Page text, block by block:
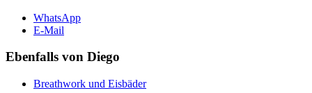
WhatsApp
E-Mail
Ebenfalls von Diego
Breathwork und Eisbäder